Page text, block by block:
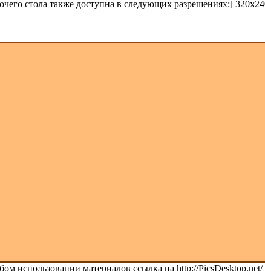
стола также доступна в следующих разрешениях:[
использовании материалов ссылка на http://PicsDesktop.net/